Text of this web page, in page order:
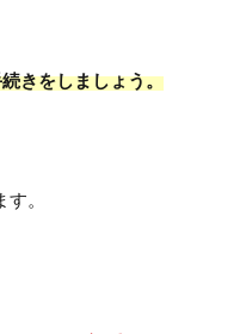
きをしましょう。
。